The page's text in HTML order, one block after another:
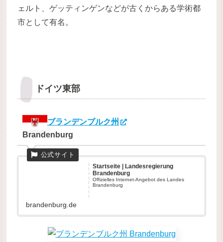
ェルト、ゲッティンゲンなどが古くからある学術都
市として有名。
ドイツ東部
ブランデンブルク州
Brandenburg
Startseite | Landesregierung
Brandenburg
Offizielles Internet-Angebot des Landes
Brandenburg
brandenburg.de